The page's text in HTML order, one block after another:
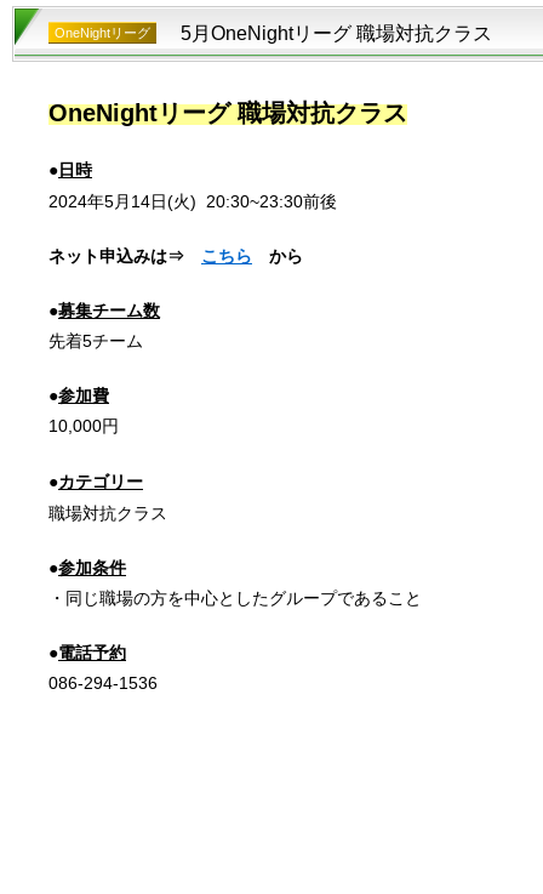
OneNightリーグ 5月OneNightリーグ 職場対抗クラス
OneNightリーグ 職場対抗クラス
●日時
2024年5月14日(火)
20:30~23:30前後
ネット申込みは⇒ こちら から
●募集チーム数
先着5チーム
●参加費
10,000円
●カテゴリー
職場対抗クラス
●参加条件
・同じ職場の方を中心としたグループであること
●電話予約
086-294-1536